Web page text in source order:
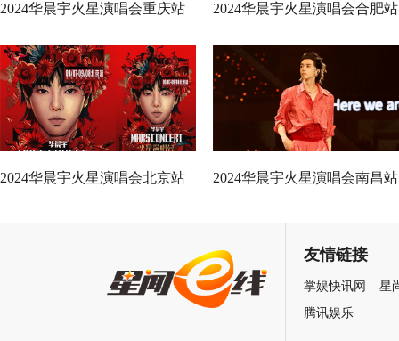
2024华晨宇火星演唱会重庆站
圆满结束 国风四面台将登鸟巢
新章待启
2024华晨宇火星演唱会合肥站
双场圆满落幕 七夕限定惊喜
锁再聚国风盛宴
2024华晨宇火星演唱会北京站 2024华晨宇火星演唱会南昌站
国风音乐盛宴 友情链接
掌娱快讯网
星
腾讯娱乐